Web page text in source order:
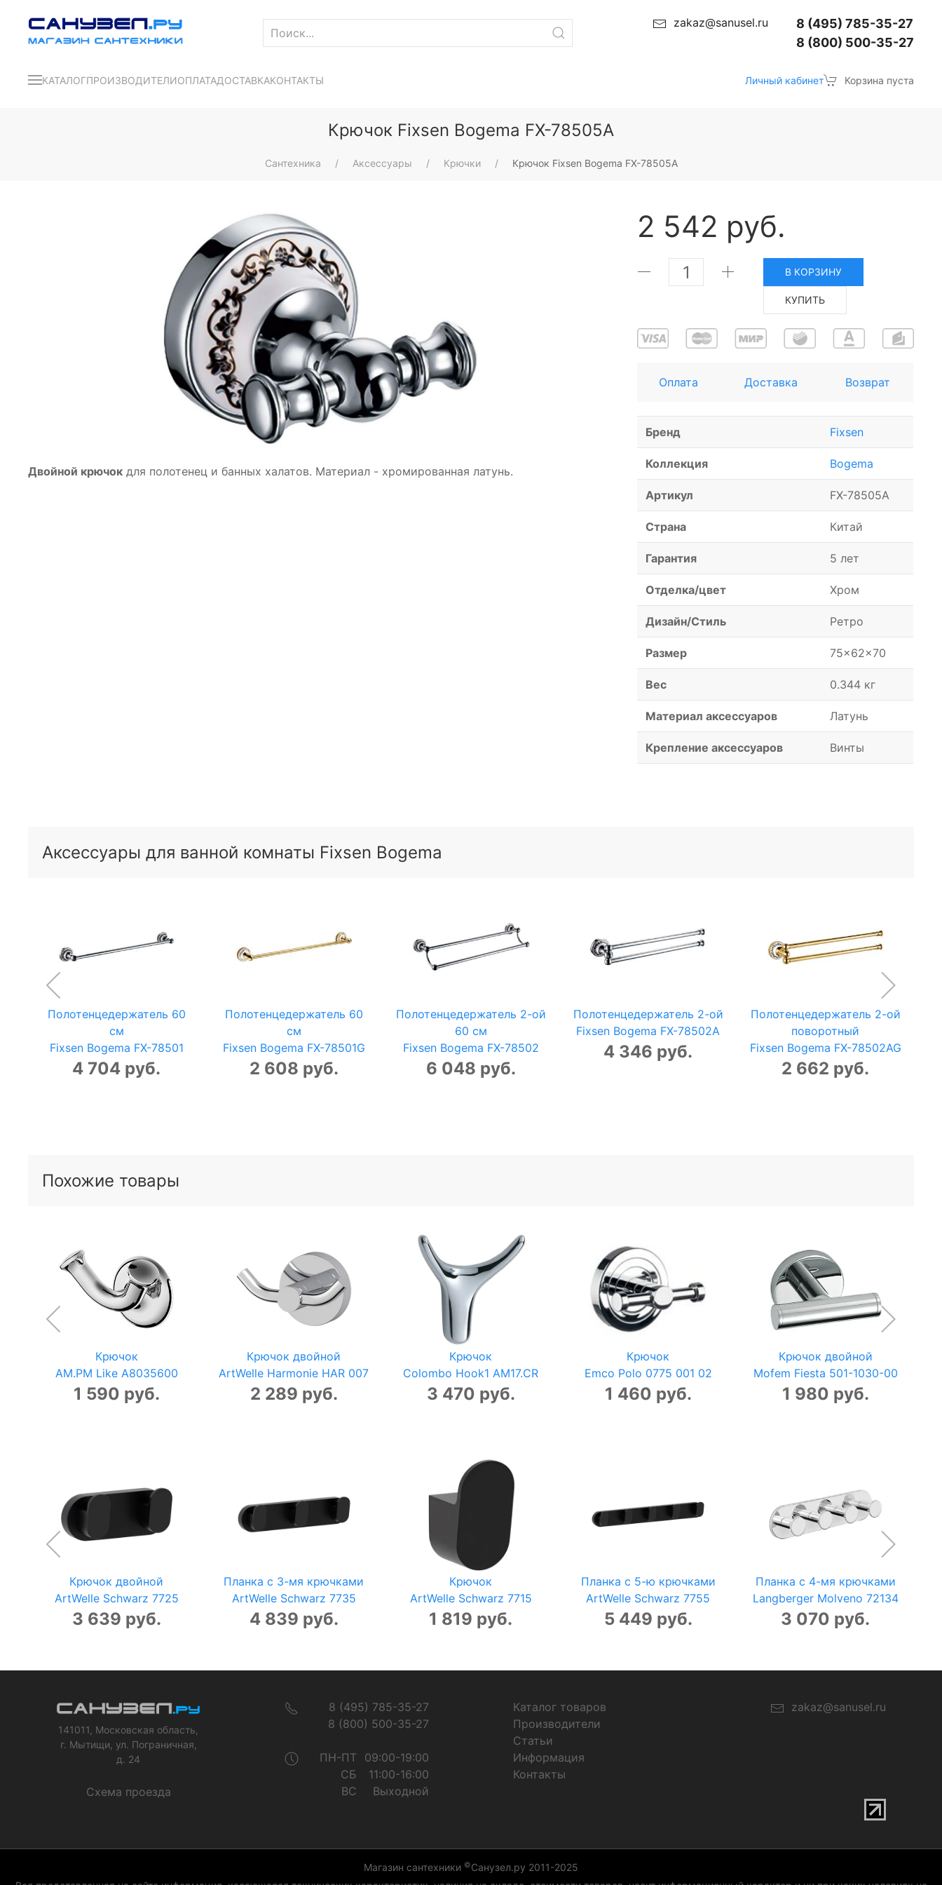
zakaz@sanusel.ru
8 (495) 785-35-27
8 (800) 500-35-27
КАТАЛОГПРОИЗВОДИТЕЛИОПЛАТАДОСТАВКАКОНТАКТЫ Личный кабинет Корзина пуста
Крючок Fixsen Bogema FX-78505A
Сантехника Аксессуары Крючки Крючок Fixsen Bogema FX-78505A
Двойной крючок для полотенец и банных халатов. Материал - хромированная латунь.
2 542 руб.
В КОРЗИНУ
КУПИТЬ
Оплата Доставка Возврат
Бренд Fixsen
Коллекция Bogema
Артикул FX-78505A
Страна Китай
Гарантия 5 лет
Отделка/цвет Хром
Дизайн/Стиль Ретро
Размер 75x62x70
Вес 0.344 кг
Материал аксессуаров Латунь
Крепление аксессуаров Винты
Аксессуары для ванной комнаты Fixsen Bogema
Полотенцедержатель 60
см
Fixsen Bogema FX-78501
4 704 руб.
Полотенцедержатель 60
см
Fixsen Bogema FX-78501G
2 608 руб.
Полотенцедержатель 2-ой
60 см
Fixsen Bogema FX-78502
6 048 руб.
Полотенцедержатель 2-ой
Fixsen Bogema FX-78502A
4 346 руб.
Полотенцедержатель 2-ой
поворотный
Fixsen Bogema FX-78502AG
2 662 руб.
Похожие товары
Крючок
AM.PM Like A8035600
1 590 руб.
Крючок двойной
ArtWelle Harmonie HAR 007
2 289 руб.
Крючок
Colombo Hook1 AM17.CR
3 470 руб.
Крючок
Emco Polo 0775 001 02
1 460 руб.
Крючок двойной
Mofem Fiesta 501-1030-00
1 980 руб.
Крючок двойной
ArtWelle Schwarz 7725
3 639 руб.
Планка с 3-мя крючками
ArtWelle Schwarz 7735
4 839 руб.
Крючок
ArtWelle Schwarz 7715
1 819 руб.
Планка с 5-ю крючками
ArtWelle Schwarz 7755
5 449 руб.
Планка с 4-мя крючками
Langberger Molveno 72134
3 070 руб.
141011, Московская область,
г. Мытищи, ул. Пограничная,
д. 24
Схема проезда
8 (495) 785-35-27
8 (800) 500-35-27
ПН-ПТ
09:00-19:00
СБ
11:00-16:00
ВС
Выходной
Каталог товаров
Производители
Статьи
Информация
Контакты
zakaz@sanusel.ru
Магазин сантехники ©Санузел.ру 2011-2025